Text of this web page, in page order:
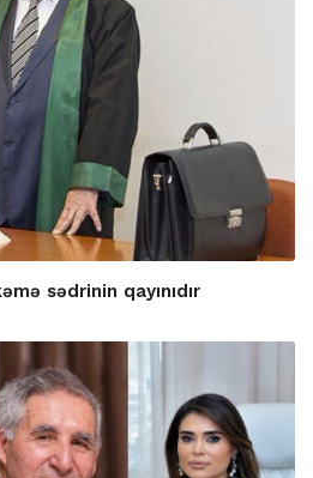
sədrinin qayınıdır